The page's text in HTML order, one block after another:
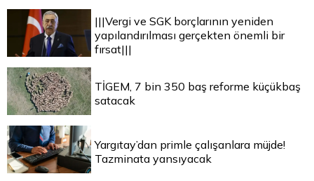
|||Vergi ve SGK borçlarının yeniden
yapılandırılması gerçekten önemli bir
fırsat|||
TİGEM, 7 bin 350 baş reforme küçükbaş
satacak
Yargıtay’dan primle çalışanlara müjde!
Tazminata yansıyacak